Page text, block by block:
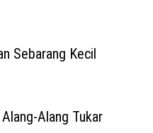
Sebarang Kecil
Alang Tukar